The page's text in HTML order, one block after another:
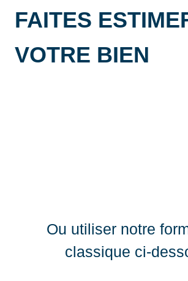
FAITES
VOTRE BIEN
Ou utiliser notre
classique ci-